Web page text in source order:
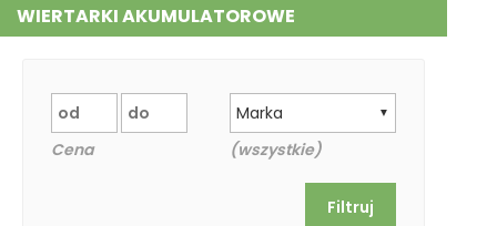
WIERTARKI AKUMULATOROWE
Cena
▼
Marka
(wszystkie)